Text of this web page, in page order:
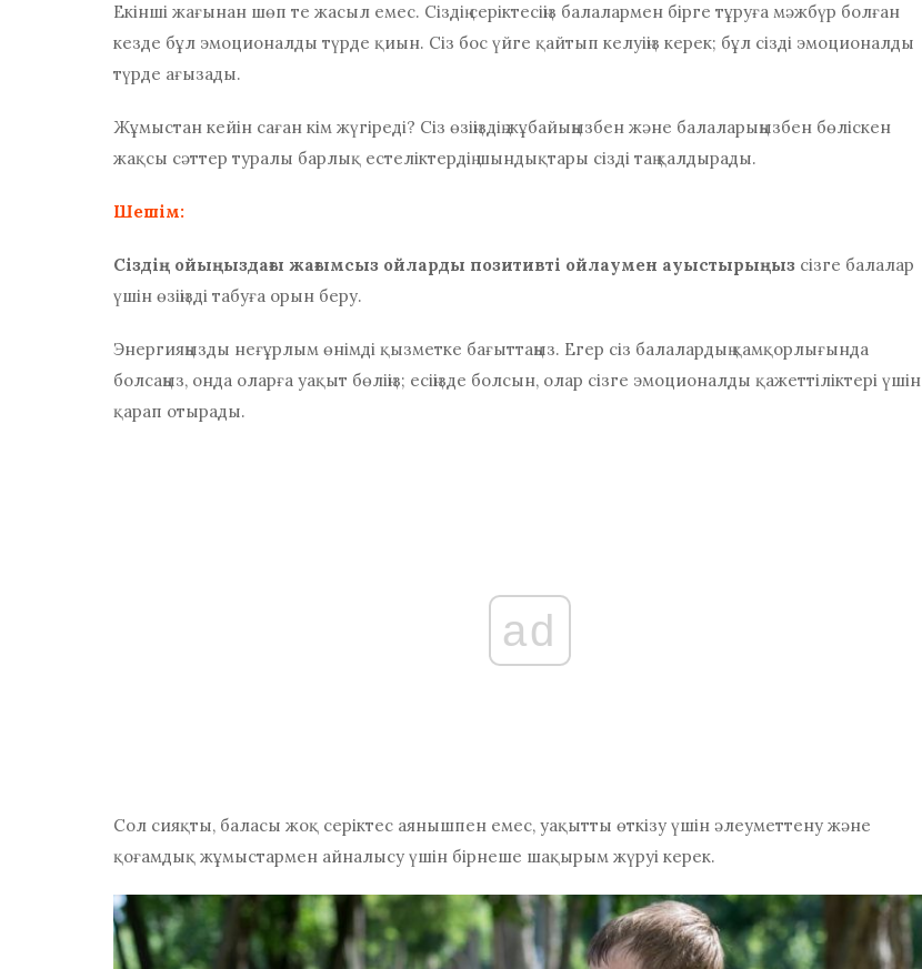
Екінші жағынан шөп те жасыл емес. Сіздің серіктесіңіз балалармен бірге тұруға мәжбүр болған
кезде бұл эмоционалды түрде қиын. Сіз бос үйге қайтып келуіңіз керек; бұл сізді эмоционалды
түрде ағызады.
Жұмыстан кейін саған кім жүгіреді? Сіз өзіңіздің жұбайыңызбен және балаларыңызбен бөліскен
жақсы сәттер туралы барлық естеліктердің шындықтары сізді таң қалдырады.
Шешім:
Сіздің ойыңыздағы жағымсыз ойларды позитивті ойлаумен ауыстырыңыз сізге балалар
үшін өзіңізді табуға орын беру.
Энергияңызды неғұрлым өнімді қызметке бағыттаңыз. Егер сіз балалардың қамқорлығында
болсаңыз, онда оларға уақыт бөліңіз; есіңізде болсын, олар сізге эмоционалды қажеттіліктері үшін
қарап отырады.
ad
Сол сияқты, баласы жоқ серіктес аянышпен емес, уақытты өткізу үшін әлеуметтену және
қоғамдық жұмыстармен айналысу үшін бірнеше шақырым жүруі керек.